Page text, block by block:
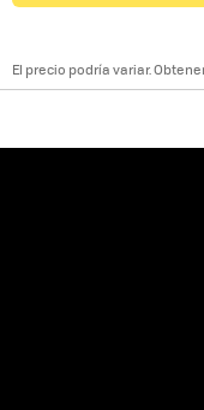
El precio podría variar.